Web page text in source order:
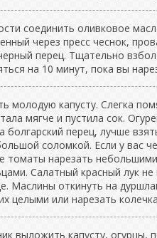
соединить оливковое
через пресс чеснок,
перец. Тщательно
на 10 минут, пока вы
молодую капусту. Слегка
мягче и пустила сок.
болгарский перец, лучше
соломкой. Если у вас
нарезать небольшими
Салатный красный лук
Маслины откинуть на
целыми или нарезать
выложить капусту, огурцы,